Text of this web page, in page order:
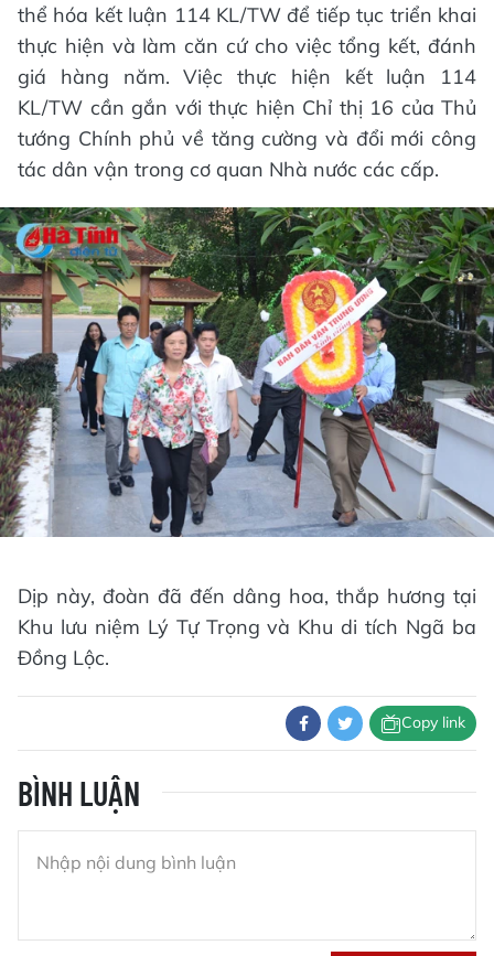
thể hóa kết luận 114 KL/TW để tiếp tục triển khai
thực hiện và làm căn cứ cho việc tổng kết, đánh
giá hàng năm. Việc thực hiện kết luận 114
KL/TW cần gắn với thực hiện Chỉ thị 16 của Thủ
tướng Chính phủ về tăng cường và đổi mới công
tác dân vận trong cơ quan Nhà nước các cấp.
Dịp này, đoàn đã đến dâng hoa, thắp hương tại
Khu lưu niệm Lý Tự Trọng và Khu di tích Ngã ba
Đồng Lộc.
Copy link
BÌNH LUẬN